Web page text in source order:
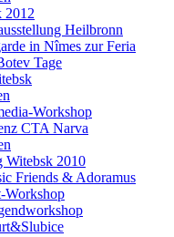
2012
Heilbronn
in Nîmes zur Feria
Tage
Workshop
CTA Narva
Witebsk 2010
Friends & Adoramus
Workshop